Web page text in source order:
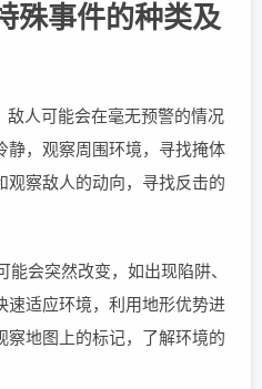
殊事件的种类及
敌人可能会在毫无预警的情况
静，观察周围环境，寻找掩体
观察敌人的动向，寻找反击的
会突然改变，如出现陷阱、
速适应环境，利用地形优势进
察地图上的标记，了解环境的